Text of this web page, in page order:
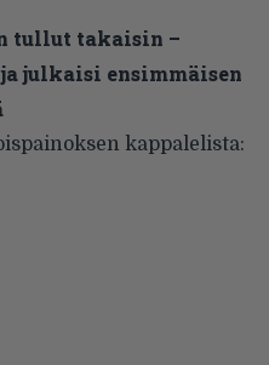
tullut takaisin –
julkaisi ensimmäisen
kappalelista: